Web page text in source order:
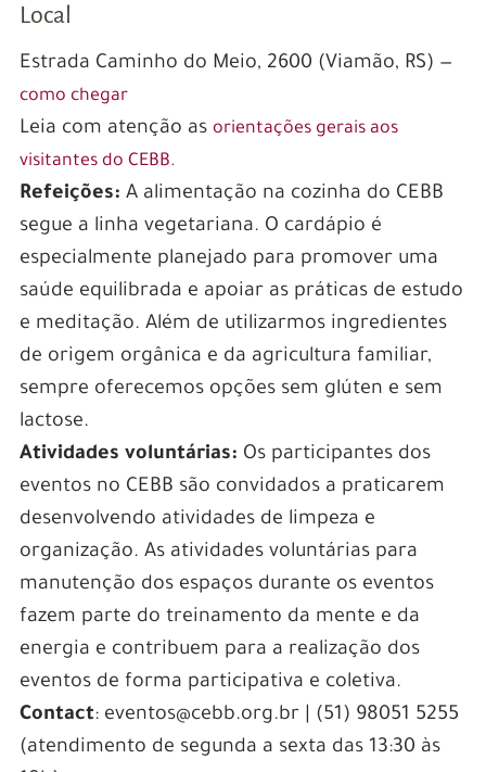
Local
Estrada Caminho do Meio, 2600 (Viamão, RS) —
como chegar
Leia com atenção as orientações gerais aos
visitantes do CEBB.
Refeições: A alimentação na cozinha do CEBB
segue a linha vegetariana. O cardápio é
especialmente planejado para promover uma
saúde equilibrada e apoiar as práticas de estudo
e meditação. Além de utilizarmos ingredientes
de origem orgânica e da agricultura familiar,
sempre oferecemos opções sem glúten e sem
lactose.
Atividades voluntárias: Os participantes dos
eventos no CEBB são convidados a praticarem
desenvolvendo atividades de limpeza e
organização. As atividades voluntárias para
manutenção dos espaços durante os eventos
fazem parte do treinamento da mente e da
energia e contribuem para a realização dos
eventos de forma participativa e coletiva.
Contact: eventos@cebb.org.br | (51) 98051 5255
(atendimento de segunda a sexta das 13:30 às